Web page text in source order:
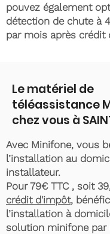
pouvez également
détection de chute à
par mois après crédit
Le matériel de
téléassistance
chez vous à
Avec Minifone, vous
l’installation au
installateur.
Pour 79€ TTC , soit
crédit d'impôt,
l’installation à
solution minifone par